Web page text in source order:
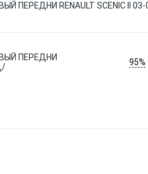
ПЕРЕДНИ RENAULT SCENIC II
ПЕРЕДНИ
95%